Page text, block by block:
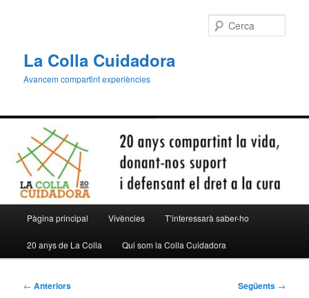
La Colla Cuidadora
Avancem compartint experiències
principal
Pàgina principal Vivències T’interessarà saber-ho
20 anys de La Colla Qui som la Colla Cuidadora
Navegació
← Anteriors Següents →